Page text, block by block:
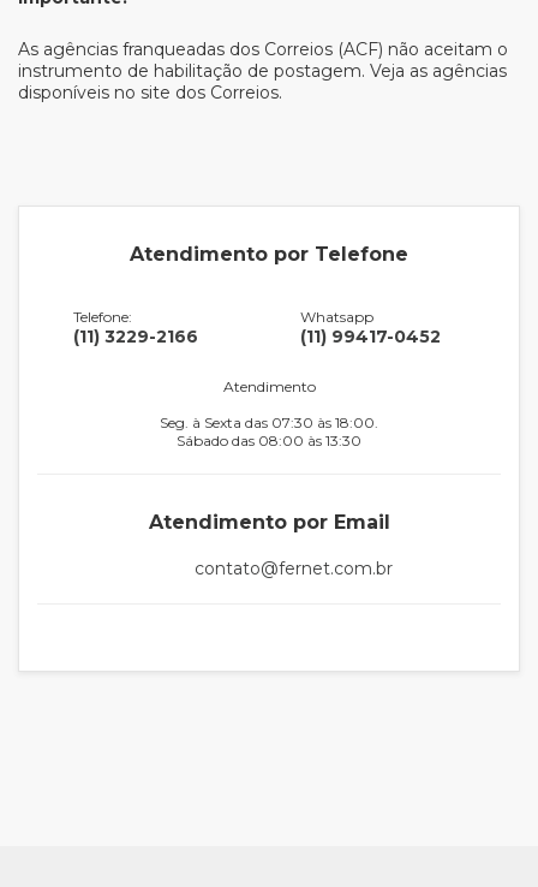
As agências franqueadas dos Correios (ACF) não aceitam o
instrumento de habilitação de postagem. Veja as agências
disponíveis no site dos Correios.
Atendimento por Telefone
Telefone:
(11) 3229-2166
Whatsapp
(11) 99417-0452
Atendimento
Seg. à Sexta das 07:30 às 18:00.
Sábado das 08:00 às 13:30
Atendimento por Email
contato@fernet.com.br